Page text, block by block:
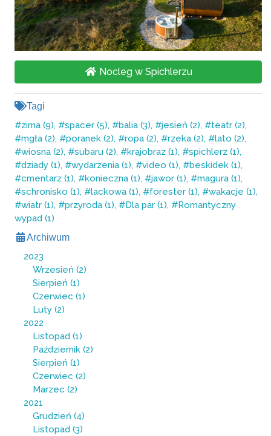
Nocleg w Spichlerzu
Tagi
zima (9) spacer (5) balia (3) jesień (2)
teatr (2)
mgła (2)
poranek (2) ropa (2) rzeka (2)
lato (2)
wiosna (2)
subaru (2) krajobraz (1)
spichlerz (1)
dziady (1)
wydarzenia (1) video (1)
beskidek (1)
cmentarz (1)
konieczna (1) jawor (1)
magura (1)
schronisko (1)
lackowa (1) forester (1)
wakacje (1)
wiatr (1)
przyroda (1) Dla par (1)
Romantyczny
wypad (1)
Archiwum
2023
Wrzesień (2)
Sierpień (1)
Czerwiec (1)
Luty (2)
2022
Listopad (1)
Październik (2)
Sierpień (1)
Czerwiec (2)
Marzec (2)
2021
Grudzień (4)
Listopad (3)